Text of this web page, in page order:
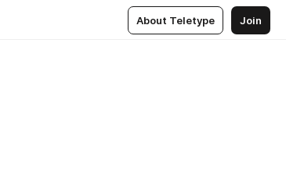
About Teletype Join